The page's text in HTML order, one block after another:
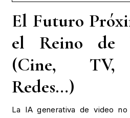
El Futuro
el Reino de
(Cine, TV,
Redes…)
La IA generativa de video